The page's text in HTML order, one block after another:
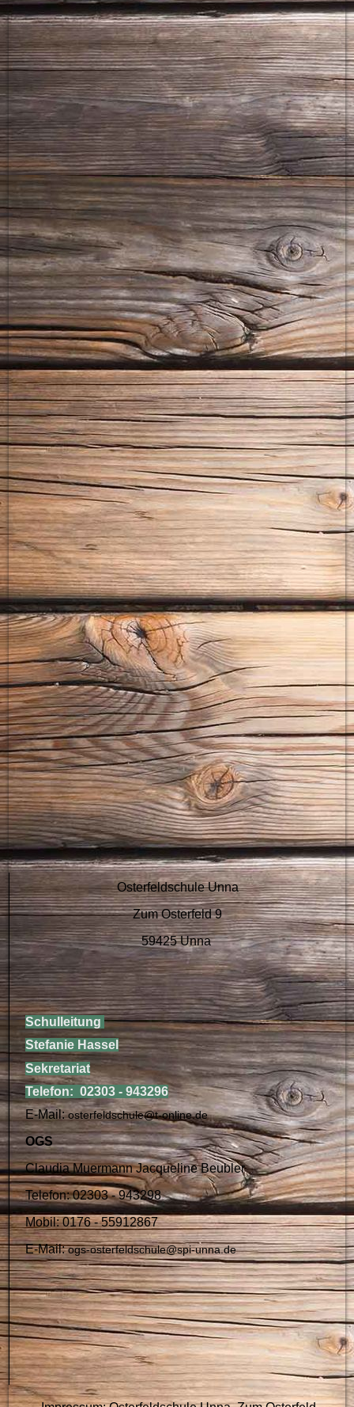
Osterfeldschule Unna
Zum Osterfeld 9
59425 Unna
Schulleitung
Stefanie Hassel
Sekretariat
Telefon: 02303 - 943296
E-Mail: osterfeldschule@t-online.de
OGS
Claudia Muermann Jacqueline Beubler
Telefon: 02303 - 943298
Mobil: 0176 - 55912867
E-Mail: ogs-osterfeldschule@spi-unna.de